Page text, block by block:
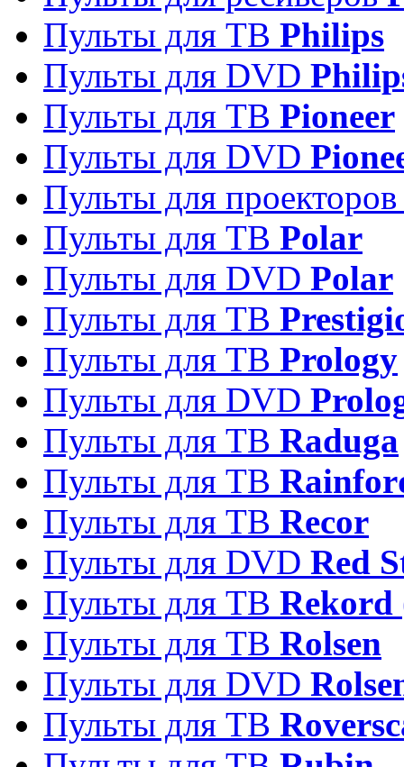
Пульты для ТВ Philips
Пульты для DVD
Пульты для ТВ Pioneer
Пульты для DVD
Пульты для
Пульты для ТВ Polar
Пульты для DVD Polar
Пульты для ТВ
Пульты для ТВ Prology
Пульты для DVD
Пульты для ТВ Raduga
Пульты для ТВ
Пульты для ТВ Recor
Пульты для DVD Red
Пульты для ТВ Rekord
Пульты для ТВ Rolsen
Пульты для DVD
Пульты для ТВ